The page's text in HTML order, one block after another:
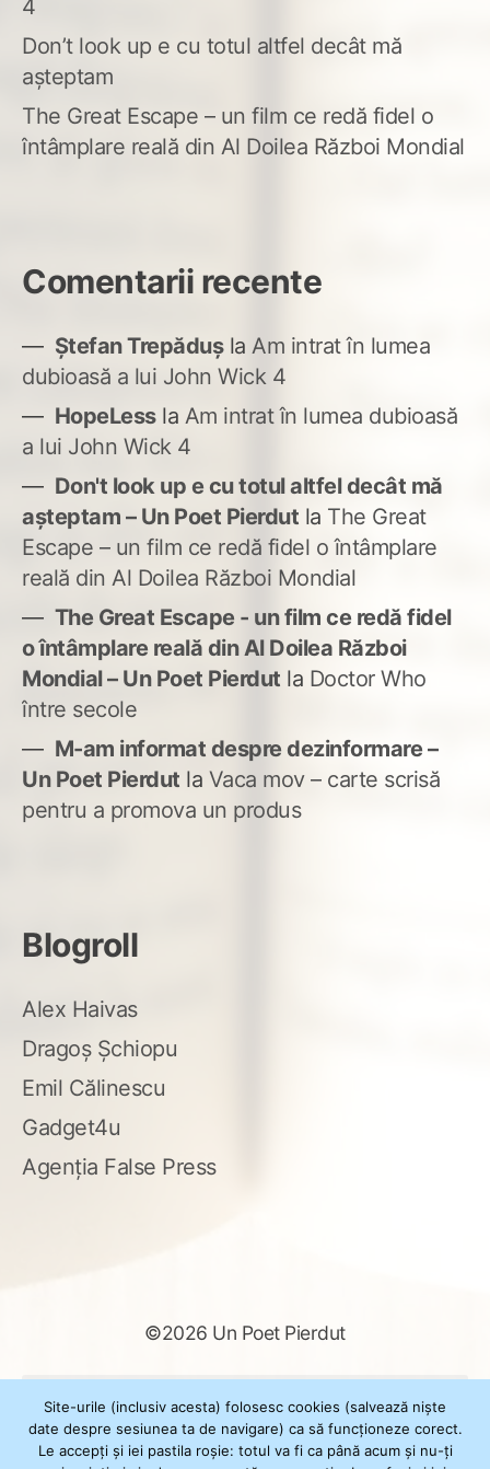
4
Don’t look up e cu totul altfel decât mă
așteptam
The Great Escape – un film ce redă fidel o
întâmplare reală din Al Doilea Război Mondial
Comentarii recente
Ștefan Trepădușla Am intrat în lumea
dubioasă a lui John Wick 4
HopeLessla Am intrat în lumea dubioasă
a lui John Wick 4
Don't look up e cu totul altfel decât mă
așteptam – Un Poet Pierdut la The Great
Escape – un film ce redă fidel o întâmplare
reală din Al Doilea Război Mondial
The Great Escape - un film ce redă fidel
o întâmplare reală din Al Doilea Război
Mondial – Un Poet Pierdut la Doctor Who
între secole
M-am informat despre dezinformare –
Un Poet Pierdut la Vaca mov – carte scrisă
pentru a promova un produs
Blogroll
Alex Haivas
Dragoș Șchiopu
Emil Călinescu
Gadget4u
Agenția False Press
©2026 Un Poet Pierdut
după:
Site-urile (inclusiv acesta) folosesc cookies (salvează niște
date despre sesiunea ta de navigare) ca să funcționeze corect.
Le accepți și iei pastila roșie: totul va fi ca până acum și nu-ți